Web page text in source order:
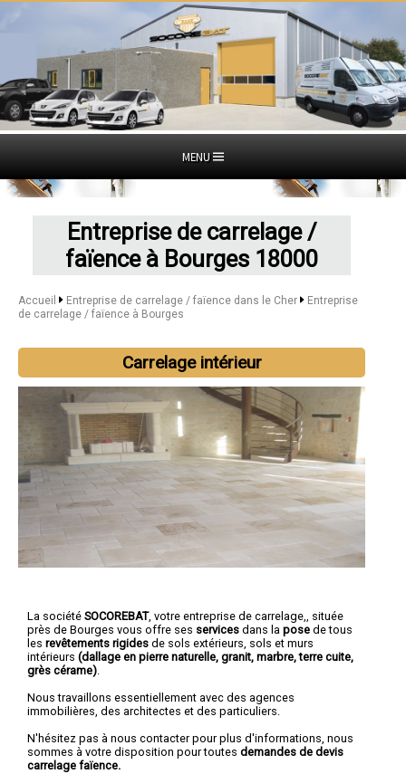
MENU
Entreprise de carrelage /
faïence à Bourges 18000
Accueil Entreprise de carrelage / faïence dans le Cher
Entreprise
de carrelage / faïence à Bourges
Carrelage intérieur
La société SOCOREBAT, votre entreprise de carrelage,
, située
près de Bourges vous offre ses services dans la pose de tous
les revêtements rigides de sols extérieurs, sols et murs
intérieurs (dallage en pierre naturelle, granit, marbre, terre cuite,
grès cérame)
Nous travaillons essentiellement avec des agences
immobilières, des architectes et des particuliers.
N'hésitez pas à nous contacter pour plus d'informations, nous
sommes à votre disposition pour toutes demandes de devis
carrelage faïence.